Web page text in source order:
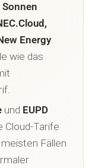
Sonnen
Energy
wie das
und EUPD
Cloud-Tarife
Fällen